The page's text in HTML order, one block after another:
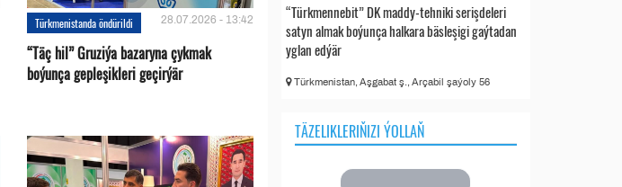
Türkmenistanda öndürildi 28.07.2026 - 13:42
“Täç hil” Gruziýa bazaryna çykmak
boýunça gepleşikleri geçirýär
“Türkmennebit” DK maddy-tehniki serişdeleri
satyn almak boýunça halkara bäsleşigi gaýtadan
yglan edýär
Türkmenistan, Aşgabat ş., Arçabil şaýoly 56
TÄZELIKLERIŇIZI ÝOLLAŇ